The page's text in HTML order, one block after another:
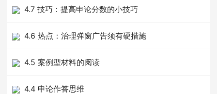
4.7 技巧：提高申论分数的小技巧
4.6 热点：治理弹窗广告须有硬措施
4.5 案例型材料的阅读
4.4 申论作答思维